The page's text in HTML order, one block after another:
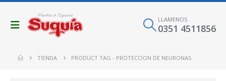
LLAMENOS
0351 4511856
TIENDA PRODUCT TAG - PROTECCION DE NEURONAS